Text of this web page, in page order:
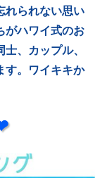
れられない思い
がハワイ式のお
、カップル、
す。ワイキキか